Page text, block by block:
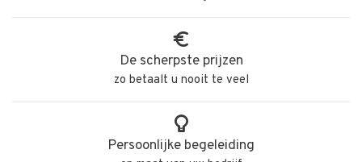
De scherpste prijzen
zo betaalt u nooit te veel
Persoonlijke begeleiding